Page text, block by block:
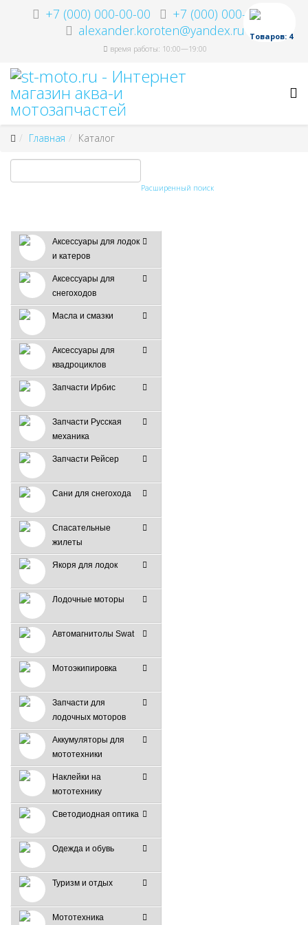
+7 (000) 000-00-00
+7 (000) 000-00-00
alexander.koroten@yandex.ru
время работы: 10:00—19:00
Товаров: 4
Главная Каталог
Расширенный поиск
Аксессуары для лодок
и катеров
Аксессуары для
снегоходов
Масла и смазки
Аксессуары для
квадроциклов
Запчасти Ирбис
Запчасти Русская
механика
Запчасти Рейсер
Сани для снегохода
Спасательные
жилеты
Якоря для лодок
Лодочные моторы
Автомагнитолы Swat
Мотоэкипировка
Запчасти для
лодочных моторов
Аккумуляторы для
мототехники
Наклейки на
мототехнику
Светодиодная оптика
Одежда и обувь
Туризм и отдых
Мототехника